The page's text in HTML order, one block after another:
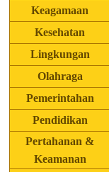
Keagamaan
Kesehatan
Lingkungan
Olahraga
Pemerintahan
Pendidikan
Pertahanan &
Keamanan